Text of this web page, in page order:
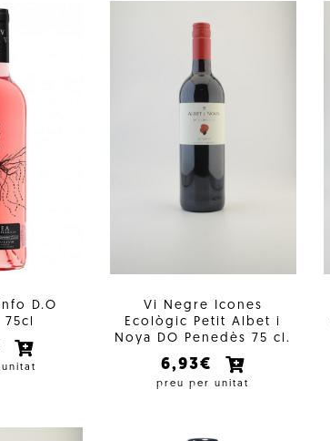
D.O
Vi Negre Icones
Ecològic Petit Albet i
Noya DO Penedès 75 cl.
6,93€
preu per unitat